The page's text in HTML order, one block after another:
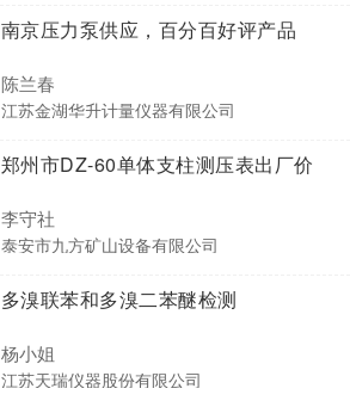
南京压力泵供应，百分百好评产品
陈兰春
江苏金湖华升计量仪器有限公司
郑州市DZ-60单体支柱测压表出厂价
李守社
泰安市九方矿山设备有限公司
多溴联苯和多溴二苯醚检测
杨小姐
江苏天瑞仪器股份有限公司